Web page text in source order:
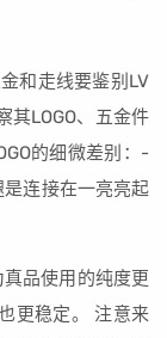
和走线要鉴别LV
其LOGO、五金件
的细微差别：-
是连接在一亮亮起
品使用的纯度更
更稳定。 注意来